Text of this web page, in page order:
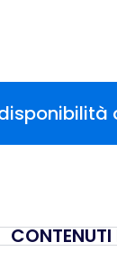
CONTENUTI